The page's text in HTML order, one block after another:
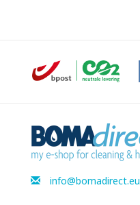
info@bomadirect.eu